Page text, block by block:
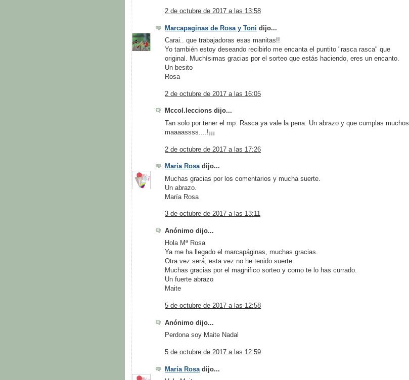
2 de octubre de 2017 a las 13:58
Marcapaginas de Rosa y Toni dijo...
Carai.. que trabajadoras esas manitas!!
Yo también estoy deseando recibirlo me encanta el puntito "rasca rasca" que
original. Muchísimas gracias por el sorteo que estás haciendo, eres un encanto.
Un besito
Rosa
2 de octubre de 2017 a las 16:05
Mccol.leccions dijo...
Tan solo por tener el mp. Rasca ya vale la pena. Un abrazo y que cumplas muchos
maaaassss....!¡¡¡
2 de octubre de 2017 a las 17:26
María Rosadijo...
Muchas gracias por los comentarios y mucha suerte.
Un abrazo.
María Rosa
3 de octubre de 2017 a las 13:11
Anónimo dijo...
Hola Mª Rosa
Ya me ha llegado el marcapáginas, muchas gracias.
Otra vez será, esta vez no he tenido suerte.
Muchas gracias por el magnifico sorteo y como te lo has currado.
Un fuerte abrazo
Maite
5 de octubre de 2017 a las 12:58
Anónimo dijo...
Perdona soy Maite Nadal
5 de octubre de 2017 a las 12:59
María Rosa dijo...